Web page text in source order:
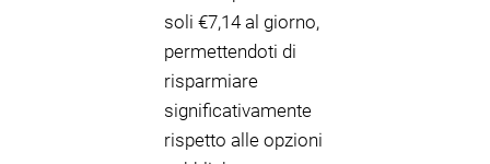
soli €7,14 al giorno,
permettendoti di
risparmiare
significativamente
rispetto alle opzioni